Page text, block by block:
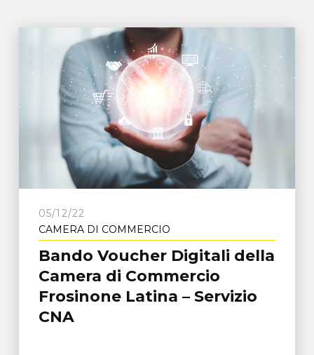
05/12/22
CAMERA DI COMMERCIO
Bando Voucher Digitali della
Camera di Commercio
Frosinone Latina – Servizio
CNA